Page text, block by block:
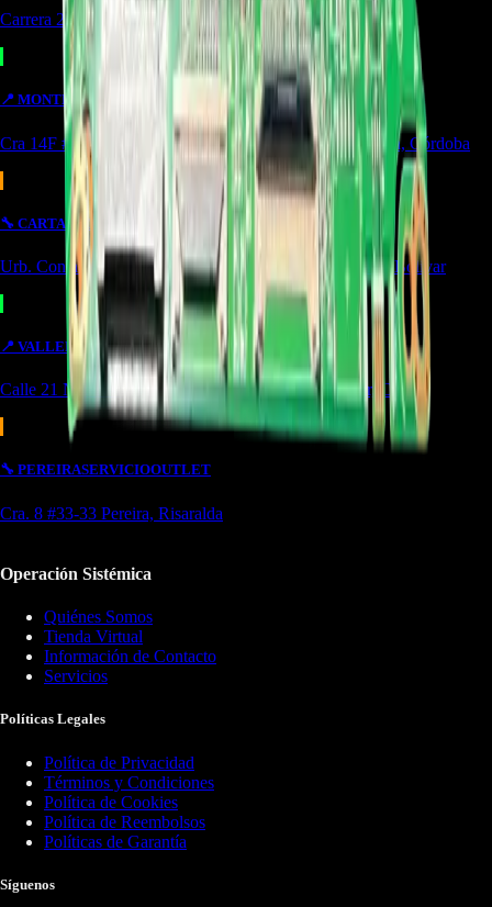
Carrera 24 #8-10 local 2 Potozí Aguachica, Cesar
📍 MONTERIA
Cra 14F #44-36 Urbanización Portal de Almeria Montería, Córdoba
🔧 CARTAGENA
Urb. Contadora 1, Cra. 69 #31a-37 Cartagena de Indias, Bolívar
📍 VALLEDUPARBODEGA/OUTLET
Calle 21 No. 17-39 Local 4 Simón bolivar Valledupar, Cesar
🔧 PEREIRASERVICIOOUTLET
Cra. 8 #33-33 Pereira, Risaralda
Operación Sistémica
Quiénes Somos
Tienda Virtual
Información de Contacto
Servicios
Políticas Legales
Política de Privacidad
Términos y Condiciones
Política de Cookies
Política de Reembolsos
Políticas de Garantía
Síguenos